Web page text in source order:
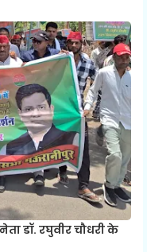
डॉ. रघुवीर चौधरी के